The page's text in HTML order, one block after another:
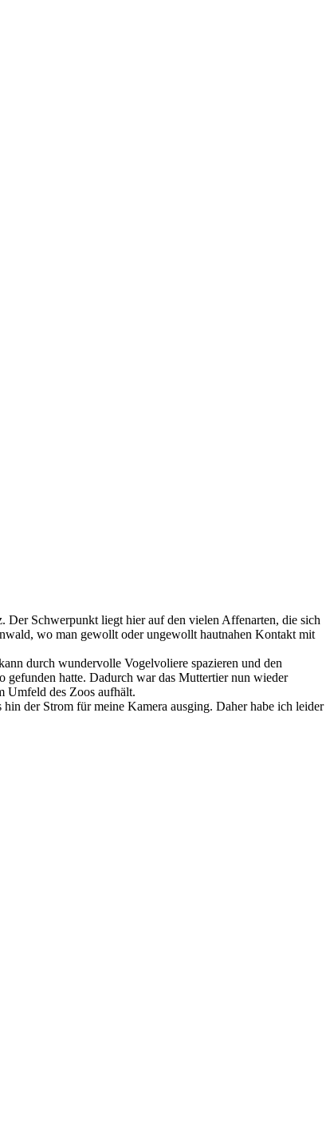
Der Schwerpunkt liegt hier auf den vielen Affenarten, die sich
wo man gewollt oder ungewollt hautnahen Kontakt mit
durch wundervolle Vogelvoliere spazieren und den
gefunden hatte. Dadurch war das Muttertier nun wieder
Umfeld des Zoos aufhält.
der Strom für meine Kamera ausging. Daher habe ich leider